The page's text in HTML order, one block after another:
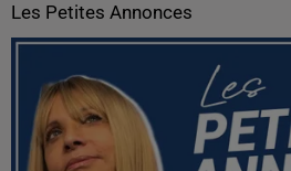
Les Petites Annonces